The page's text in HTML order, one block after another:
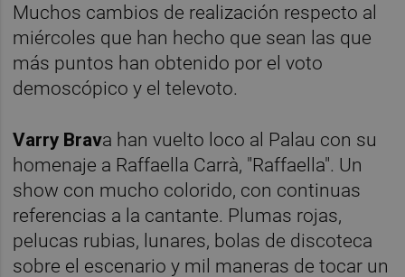
Muchos cambios de realización respecto al
miércoles que han hecho que sean las que
más puntos han obtenido por el voto
demoscópico y el televoto.
Varry Brava han vuelto loco al Palau con su
homenaje a Raffaella Carrà, "Raffaella". Un
show con mucho colorido, con continuas
referencias a la cantante. Plumas rojas,
pelucas rubias, lunares, bolas de discoteca
sobre el escenario y mil maneras de tocar un